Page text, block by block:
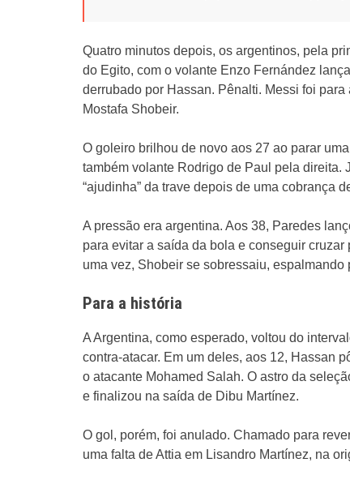
Quatro minutos depois, os argentinos, pela
do Egito, com o volante Enzo Fernández
derrubado por Hassan. Pênalti. Messi foi
Mostafa Shobeir.
O goleiro brilhou de novo aos 27 ao parar
também volante Rodrigo de Paul pela direita.
“ajudinha” da trave depois de uma cobrança
A pressão era argentina. Aos 38, Paredes
para evitar a saída da bola e conseguir
uma vez, Shobeir se sobressaiu, espalmando
Para a história
A Argentina, como esperado, voltou do
contra-atacar. Em um deles, aos 12, Hassan
o atacante Mohamed Salah. O astro da
e finalizou na saída de Dibu Martínez.
O gol, porém, foi anulado. Chamado para
uma falta de Attia em Lisandro Martínez, na